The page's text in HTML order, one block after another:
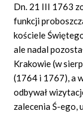
Dn. 21 III 1763
funkcji
kościele
ale nadal
Krakowie (w
(1764 i 1767), a
odbywał
zalecenia Ś-ego,